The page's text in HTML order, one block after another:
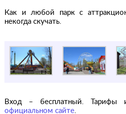
Как и любой парк с
некогда скучать.
Вход – бесплатный.
официальном сайте.